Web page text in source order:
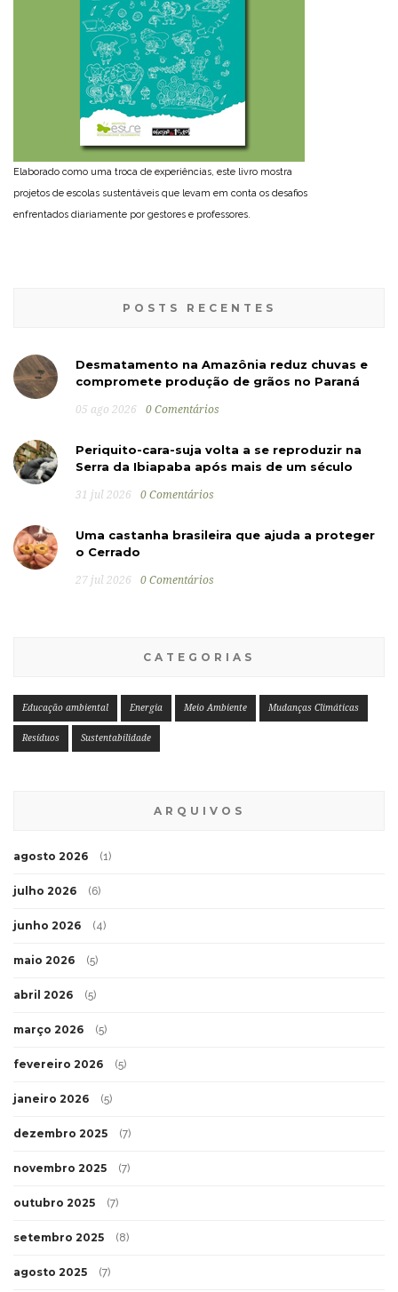
Elaborado como uma troca de experiências, este livro mostra
projetos de escolas sustentáveis que levam em conta os desafios
enfrentados diariamente por gestores e professores.
POSTS RECENTES
Desmatamento na Amazônia reduz chuvas e
compromete produção de grãos no Paraná
05 ago 2026 0 Comentários
Periquito-cara-suja volta a se reproduzir na
Serra da Ibiapaba após mais de um século
31 jul 2026 0 Comentários
Uma castanha brasileira que ajuda a proteger
o Cerrado
27 jul 2026 0 Comentários
CATEGORIAS
Educação ambiental Energia Meio Ambiente Mudanças Climáticas
Resíduos Sustentabilidade
ARQUIVOS
agosto 2026 (1)
julho 2026 (6)
junho 2026 (4)
maio 2026 (5)
abril 2026 (5)
março 2026 (5)
fevereiro 2026 (5)
janeiro 2026 (5)
dezembro 2025 (7)
novembro 2025 (7)
outubro 2025 (7)
setembro 2025 (8)
agosto 2025 (7)